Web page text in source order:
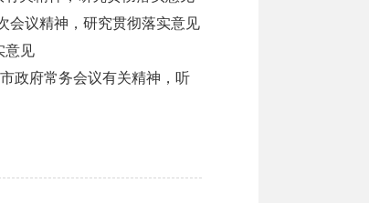
会议精神，研究贯彻落实意见
意见
政府常务会议有关精神，听